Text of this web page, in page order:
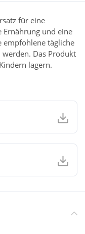
für eine
Ernährung und eine
empfohlene tägliche
Das Produkt
lagern.